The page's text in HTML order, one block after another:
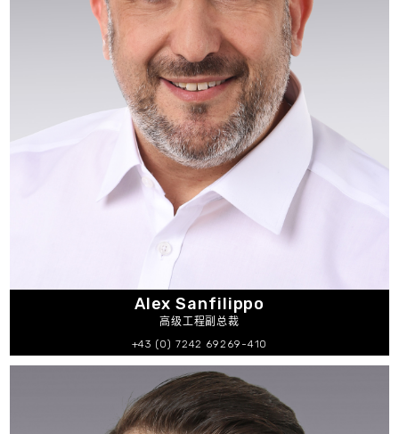
Alex Sanfilippo
高级工程副总裁
+43 (0) 7242 69269-410